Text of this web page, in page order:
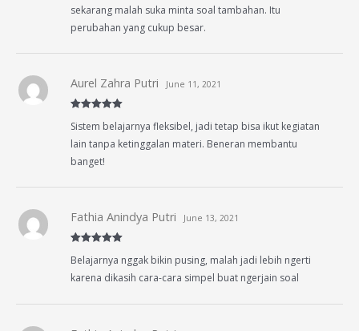
sekarang malah suka minta soal tambahan. Itu
perubahan yang cukup besar.
of 5
Aurel Zahra Putri June 11, 2021
Sistem belajarnya fleksibel, jadi tetap bisa ikut kegiatan
lain tanpa ketinggalan materi. Beneran membantu
banget!
of 5
Fathia Anindya Putri June 13, 2021
Belajarnya nggak bikin pusing, malah jadi lebih ngerti
karena dikasih cara-cara simpel buat ngerjain soal